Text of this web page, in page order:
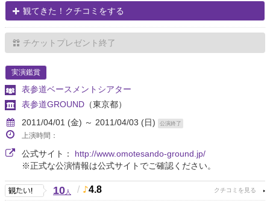
観てきた！クチコミをする
チケットプレゼント終了
実演鑑賞
表参道ベースメントシアター
表参道GROUND （東京都）
2011/04/01 (金) ～ 2011/04/03 (日)
公演終了
上演時間：
公式サイト： http://www.omotesando-ground.jp/
※正式な公演情報は公式サイトでご確認ください。
10人 / 4.8